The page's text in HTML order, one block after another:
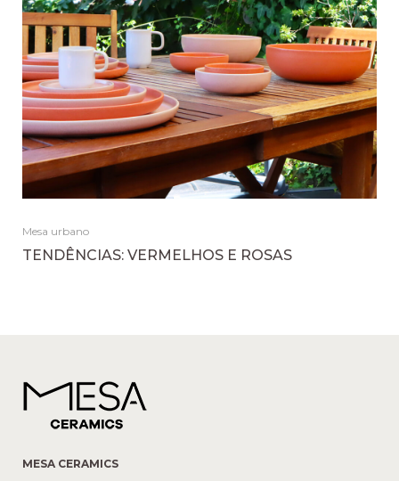
Mesa urbano
TENDÊNCIAS: VERMELHOS E ROSAS
MESA CERAMICS